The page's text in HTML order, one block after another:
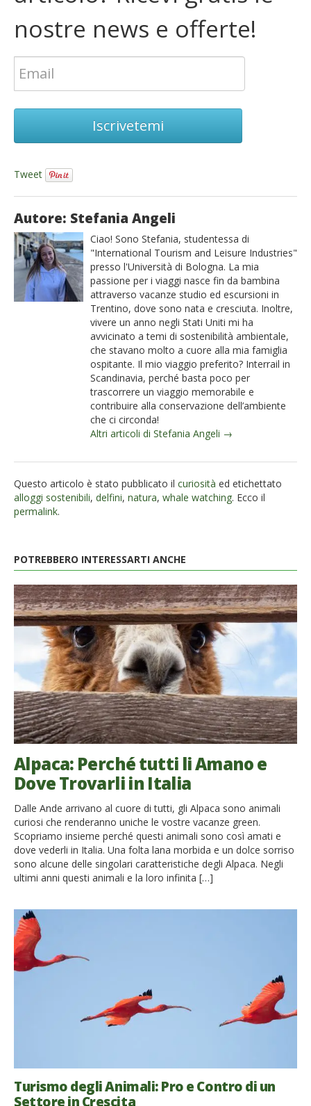
nostre news e offerte!
Iscrivetemi
Tweet
Autore: Stefania Angeli
Ciao! Sono Stefania, studentessa di
"International Tourism and Leisure Industries"
presso l'Università di Bologna. La mia
passione per i viaggi nasce fin da bambina
attraverso vacanze studio ed escursioni in
Trentino, dove sono nata e cresciuta. Inoltre,
vivere un anno negli Stati Uniti mi ha
avvicinato a temi di sostenibilità ambientale,
che stavano molto a cuore alla mia famiglia
ospitante. Il mio viaggio preferito? Interrail in
Scandinavia, perché basta poco per
trascorrere un viaggio memorabile e
contribuire alla conservazione dell’ambiente
che ci circonda!
Altri articoli di Stefania Angeli →
Questo articolo è stato pubblicato il curiosità ed etichettato
alloggi sostenibili, delfini, natura, whale watching. Ecco il
permalink.
POTREBBERO INTERESSARTI ANCHE
Alpaca: Perché tutti li Amano e
Dove Trovarli in Italia
Dalle Ande arrivano al cuore di tutti, gli Alpaca sono animali
curiosi che renderanno uniche le vostre vacanze green.
Scopriamo insieme perché questi animali sono così amati e
dove vederli in Italia. Una folta lana morbida e un dolce sorriso
sono alcune delle singolari caratteristiche degli Alpaca. Negli
ultimi anni questi animali e la loro infinita […]
Turismo degli Animali: Pro e Contro di un
Settore in Crescita